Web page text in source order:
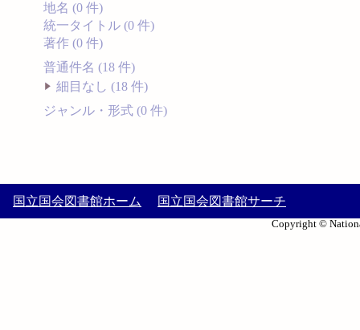
地名 (0 件)
統一タイトル (0 件)
著作 (0 件)
普通件名 (18 件)
細目なし (18 件)
ジャンル・形式 (0 件)
国立国会図書館ホーム 国立国会図書館サーチ
Copyright ©